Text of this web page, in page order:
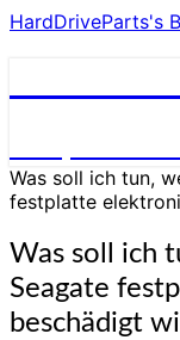
HardDriveParts's
Was soll ich tun,
festplatte
Was soll ich
Seagate
beschädigt